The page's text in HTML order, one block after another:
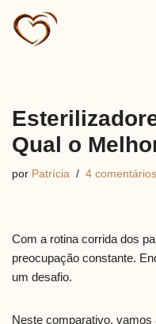
Pular
Qual o
por Patrícia 4 comentários
Com a rotina corrida dos
preocupação constante.
um desafio.
Neste comparativo, vamos